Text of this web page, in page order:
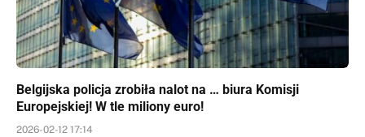
Belgijska policja zrobiła nalot na … biura Komisji
Europejskiej! W tle miliony euro!
2026-02-12 17:14